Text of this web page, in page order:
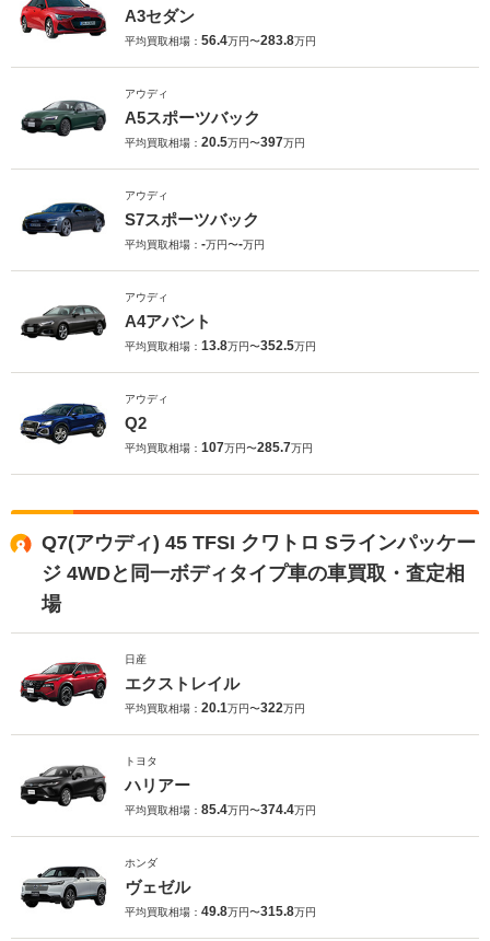
A3セダン
平均買取相場： 56.4万円〜283.8万円
アウディ
A5スポーツバック
平均買取相場： 20.5万円〜397万円
アウディ
S7スポーツバック
平均買取相場： -万円〜-万円
アウディ
A4アバント
平均買取相場： 13.8万円〜352.5万円
アウディ
Q2
平均買取相場： 107万円〜285.7万円
Q7(アウディ) 45 TFSI クワトロ Sラインパッケー
ジ 4WDと同一ボディタイプ車の車買取・査定相
場
日産
エクストレイル
平均買取相場： 20.1万円〜322万円
トヨタ
ハリアー
平均買取相場： 85.4万円〜374.4万円
ホンダ
ヴェゼル
平均買取相場： 49.8万円〜315.8万円